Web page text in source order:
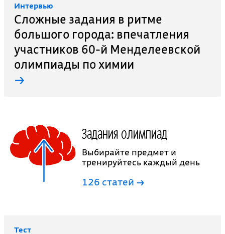
Интервью
Сложные задания в ритме
большого города: впечатления
участников 60-й Менделеевской
олимпиады по химии
→
Задания олимпиад
Выбирайте предмет и
тренируйтесь каждый день
126 статей →
Тест